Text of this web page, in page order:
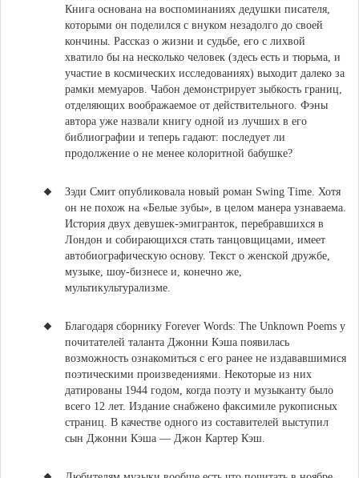
Книга основана на воспоминаниях дедушки писателя,
которыми он поделился с внуком незадолго до своей
кончины. Рассказ о жизни и судьбе, его с лихвой
хватило бы на несколько человек (здесь есть и тюрьма, и
участие в космических исследованиях) выходит далеко за
рамки мемуаров. Чабон демонстрирует зыбкость границ,
отделяющих воображаемое от действительного. Фэны
автора уже назвали книгу одной из лучших в его
библиографии и теперь гадают: последует ли
продолжение о не менее колоритной бабушке?
Зэди Смит опубликовала новый роман Swing Time. Хотя
он не похож на «Белые зубы», в целом манера узнаваема.
История двух девушек-эмигранток, перебравшихся в
Лондон и собирающихся стать танцовщицами, имеет
автобиографическую основу. Текст о женской дружбе,
музыке, шоу-бизнесе и, конечно же,
мультикультурализме.
Благодаря сборнику Forever Words: The Unknown Poems у
почитателей таланта Джонни Кэша появилась
возможность ознакомиться с его ранее не издававшимися
поэтическими произведениями. Некоторые из них
датированы 1944 годом, когда поэту и музыканту было
всего 12 лет. Издание снабжено факсимиле рукописных
страниц. В качестве одного из составителей выступил
сын Джонни Кэша — Джон Картер Кэш.